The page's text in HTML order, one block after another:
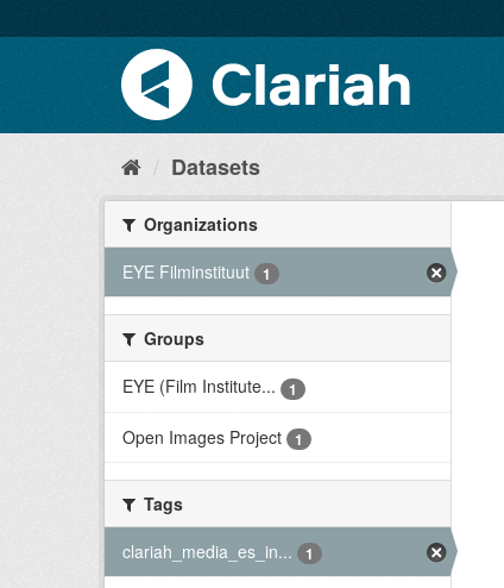
Datasets
Organizations
EYE Filminstituut
1
Groups
EYE (Film Institute...
1
Open Images Project 1
Tags
clariah_media_es_in...
1